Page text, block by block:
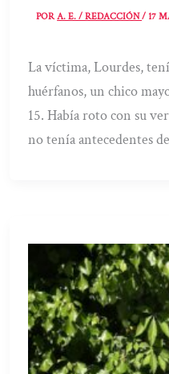
PORA. E. / REDACCIÓN/17
La víctima, Lourdes,
huérfanos, un chico
15. Había roto con su
no tenía antecedentes